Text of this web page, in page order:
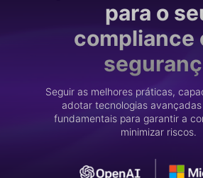
para o
compliance
Seguir as melhores práticas,
adotar tecnologias
fundamentais para garantir a
minimizar riscos.